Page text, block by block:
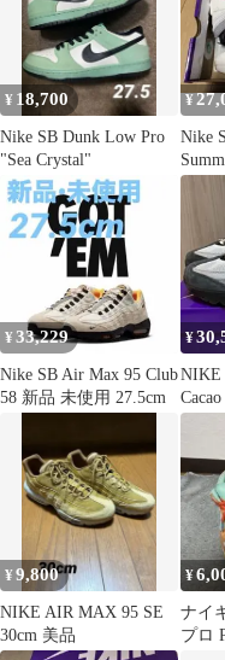
¥ 18,700
Nike SB Dunk Low Pro
"Sea Crystal"
¥
Nike
¥ 33,229
Nike SB Air Max 95 Club
58 新品 未使用 27.5cm
¥
NIKE
26.5
¥9,800
NIKE AIR MAX 95 SE
30cm 美品
¥
ナイ
プロ